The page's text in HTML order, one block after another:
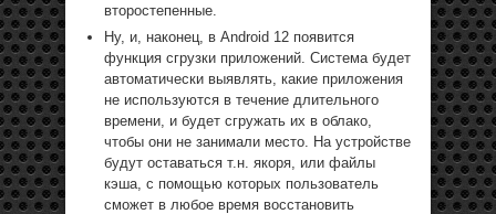
второстепенные.
Ну, и, наконец, в Android 12 появится
функция сгрузки приложений. Система будет
автоматически выявлять, какие приложения
не используются в течение длительного
времени, и будет сгружать их в облако,
чтобы они не занимали место. На устройстве
будут оставаться т.н. якоря, или файлы
кэша, с помощью которых пользователь
сможет в любое время восстановить